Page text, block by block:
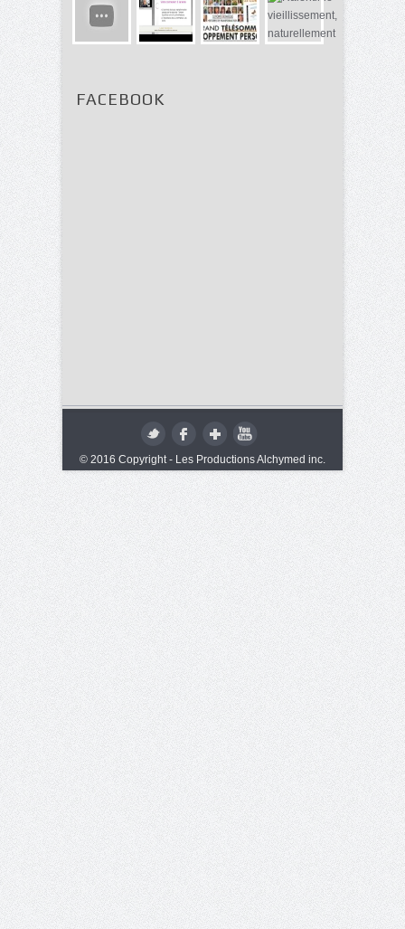
FACEBOOK
© 2016 Copyright - Les Productions Alchymed inc.